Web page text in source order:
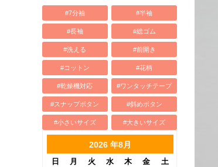
#7分袖 #半袖
#長袖 #総ゴム
#洗える #前開き
#コットン #花柄
#乾燥機対応 #ワンタッチテープ
#スナップボタン #斜めボタン
#小さいサイズ #大きいサイズ
2026 年8月
日 月 火 水 木 金 土